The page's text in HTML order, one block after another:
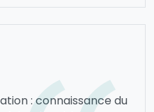
: connaissance du